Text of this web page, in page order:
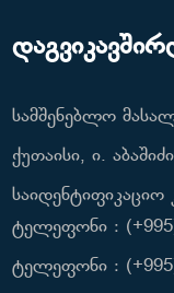
სამშენებლო
ქუთაისი, ი.
ტელეფონი :
ტელეფონი :